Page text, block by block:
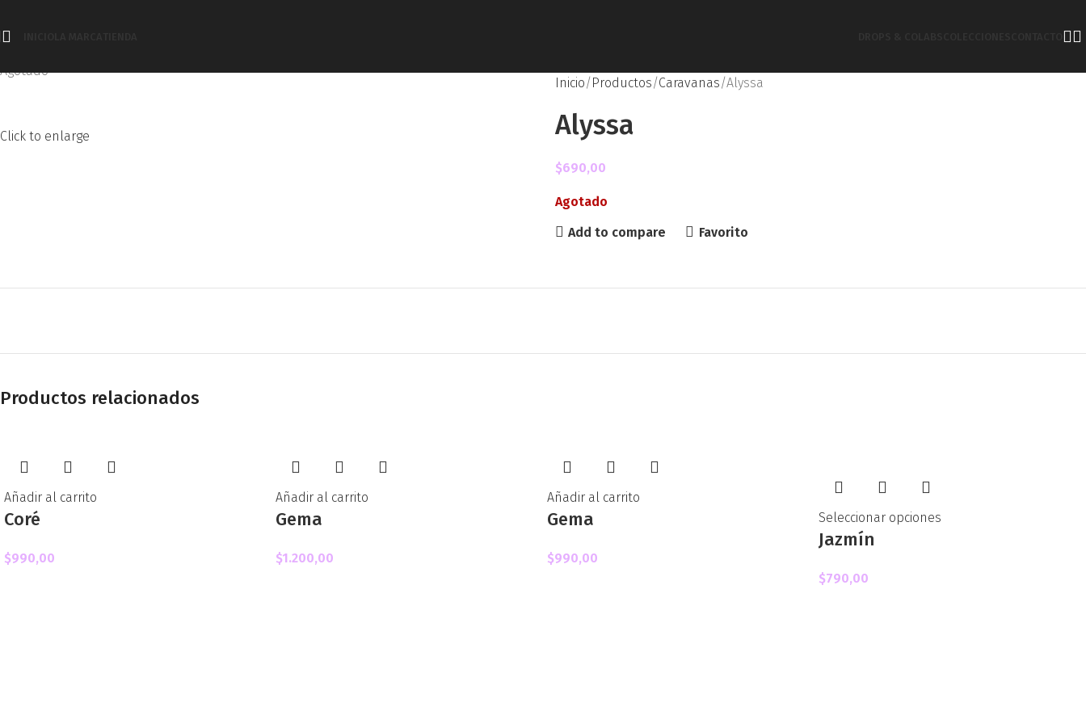
Agotado
Click to enlarge
Inicio Productos Caravanas Alyssa
Alyssa
$690,00
Agotado
Add to compare
Favorito
Productos relacionados
Añadir al carrito
Coré
$990,00
Añadir al carrito
Gema
$1.200,00
Añadir al carrito
Gema
$990,00
Seleccionar opciones
Jazmín
$790,00